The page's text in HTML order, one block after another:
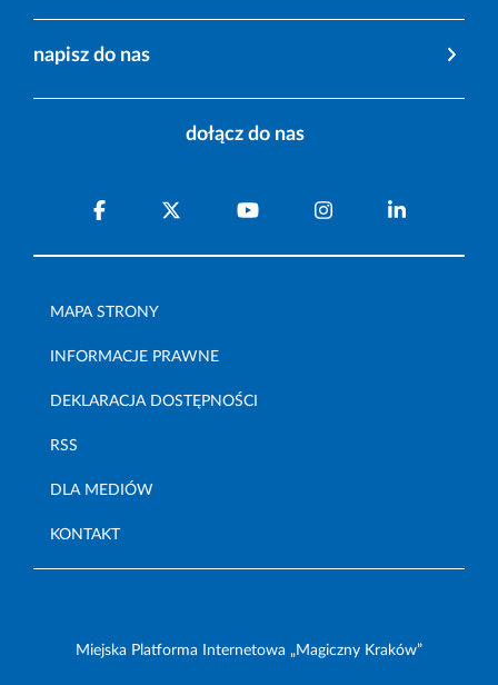
napisz do nas
dołącz do nas
MAPA STRONY
INFORMACJE PRAWNE
DEKLARACJA DOSTĘPNOŚCI
RSS
DLA MEDIÓW
KONTAKT
Miejska Platforma Internetowa „Magiczny Kraków”